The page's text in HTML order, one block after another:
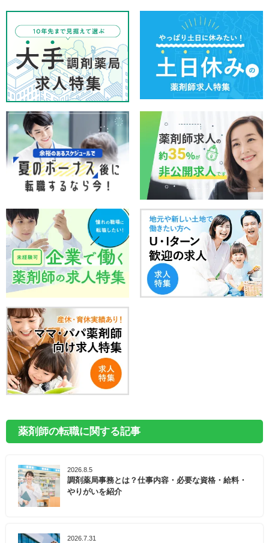
薬剤師の転職に関する記事
2026.8.5
調剤薬局事務とは？仕事内容・必要な資格・給料・
やりがいを紹介
2026.7.31